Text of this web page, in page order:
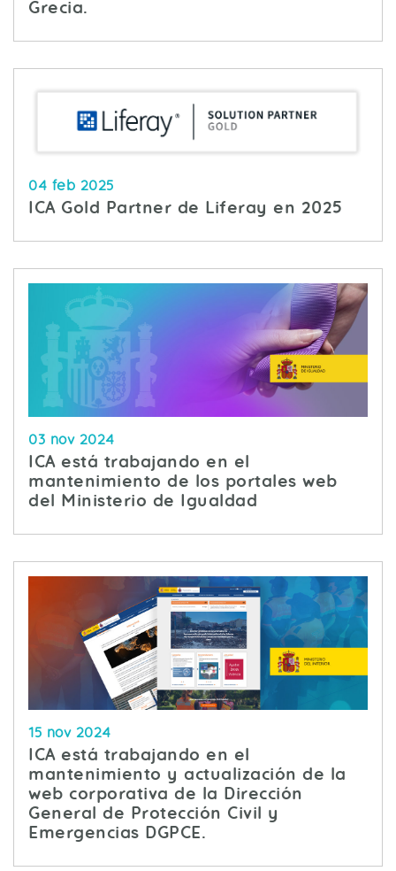
Grecia.
04 feb 2025
ICA Gold Partner de Liferay en 2025
03 nov 2024
ICA está trabajando en el
mantenimiento de los portales web
del Ministerio de Igualdad
15 nov 2024
ICA está trabajando en el
mantenimiento y actualización de la
web corporativa de la Dirección
General de Protección Civil y
Emergencias DGPCE.